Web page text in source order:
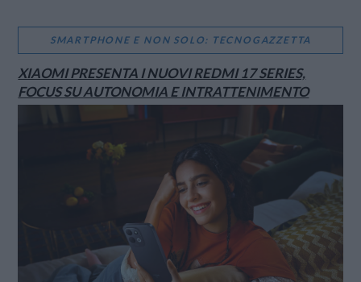
SMARTPHONE E NON SOLO: TECNOGAZZETTA
XIAOMI PRESENTA I NUOVI REDMI 17 SERIES,
FOCUS SU AUTONOMIA E INTRATTENIMENTO